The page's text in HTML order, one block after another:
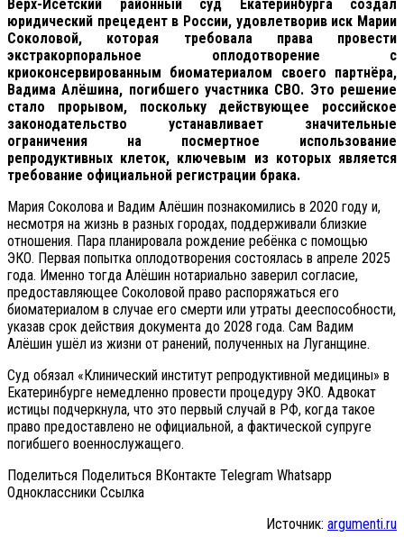
Верх-Исетский районный суд Екатеринбурга создал
юридический прецедент в России, удовлетворив иск Марии
Соколовой, которая требовала права провести
экстракорпоральное оплодотворение с
криоконсервированным биоматериалом своего партнёра,
Вадима Алёшина, погибшего участника СВО. Это решение
стало прорывом, поскольку действующее российское
законодательство устанавливает значительные
ограничения на посмертное использование
репродуктивных клеток, ключевым из которых является
требование официальной регистрации брака.
Мария Соколова и Вадим Алёшин познакомились в 2020 году и,
несмотря на жизнь в разных городах, поддерживали близкие
отношения. Пара планировала рождение ребёнка с помощью
ЭКО. Первая попытка оплодотворения состоялась в апреле 2025
года. Именно тогда Алёшин нотариально заверил согласие,
предоставляющее Соколовой право распоряжаться его
биоматериалом в случае его смерти или утраты дееспособности,
указав срок действия документа до 2028 года. Сам Вадим
Алёшин ушёл из жизни от ранений, полученных на Луганщине.
Суд обязал «Клинический институт репродуктивной медицины» в
Екатеринбурге немедленно провести процедуру ЭКО. Адвокат
истицы подчеркнула, что это первый случай в РФ, когда такое
право предоставлено не официальной, а фактической супруге
погибшего военнослужащего.
Поделиться Поделиться ВКонтакте Telegram Whatsapp
Одноклассники Cсылка
Источник: argumenti.ru